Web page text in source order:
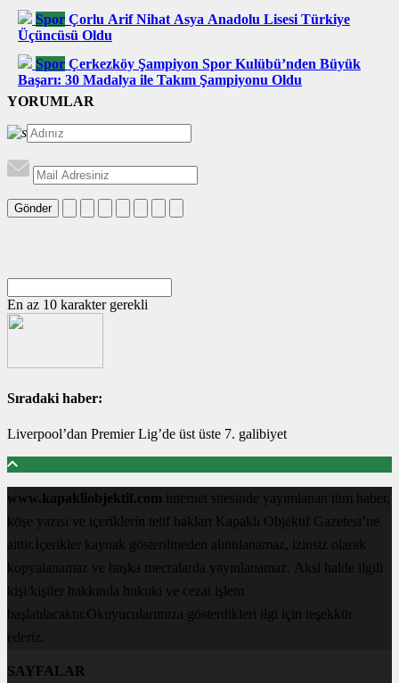
Spor Çorlu Arif Nihat Asya Anadolu Lisesi Türkiye
Üçüncüsü Oldu
Spor Çerkezköy Şampiyon Spor Kulübü’nden Büyük
Başarı: 30 Madalya ile Takım Şampiyonu Oldu
YORUMLAR
Gönder
En az 10 karakter gerekli
Sıradaki haber:
Liverpool’dan Premier Lig’de üst üste 7. galibiyet
www.kapakliobjektif.com internet sitesinde yayımlanan tüm haber,
köşe yazısı ve içeriklerin telif hakları Kapaklı Objektif Gazetesi’ne
aittir.İçerikler kaynak gösterilmeden alıntılanamaz, izinsiz olarak
kopyalanamaz ve başka mecralarda yayınlanamaz. Aksi halde ilgili
kişi/kişiler hakkında hukuki ve cezai işlem
başlatılacaktır.Okuyucularımıza gösterdikleri ilgi için teşekkür
ederiz.
SAYFALAR